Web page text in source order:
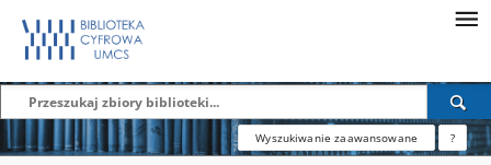
Wyszukiwanie zaawansowane ?